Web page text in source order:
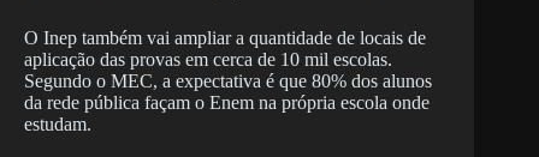
O Inep também vai ampliar a quantidade de locais de
aplicação das provas em cerca de 10 mil escolas.
Segundo o MEC, a expectativa é que 80% dos alunos
da rede pública façam o Enem na própria escola onde
estudam.